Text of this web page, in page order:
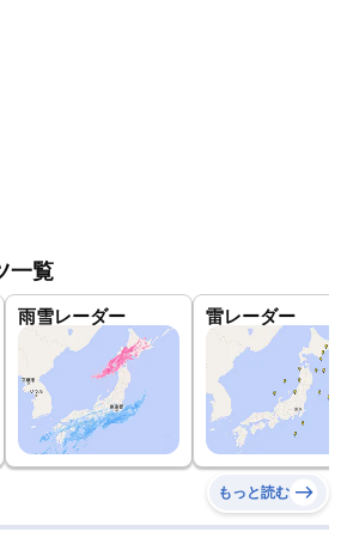
一覧
雨雪レーダー 雷レーダー
もっと読む